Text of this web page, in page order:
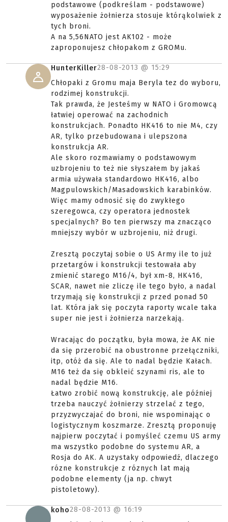
podstawowe (podkreślam - podstawowe)
wyposażenie żołnierza stosuje którąkolwiek z
tych broni.
A na 5,56NATO jest AK102 - może
zaproponujesz chłopakom z GROMu.
HunterKiller28-08-2013 @ 15:29
Chłopaki z Gromu maja Beryla tez do wyboru,
rodzimej konstrukcji.
Tak prawda, że Jesteśmy w NATO i Gromowcą
łatwiej operować na zachodnich
konstrukcjach. Ponadto HK416 to nie M4, czy
AR, tylko przebudowana i ulepszona
konstrukcja AR.
Ale skoro rozmawiamy o podstawowym
uzbrojeniu to też nie słyszałem by jakaś
armia używała standardowo HK416, albo
Magpulowskich/Masadowskich karabinków.
Więc mamy odnosić się do zwykłego
szeregowca, czy operatora jednostek
specjalnych? Bo ten pierwszy ma znacząco
mniejszy wybór w uzbrojeniu, niż drugi.
Zresztą poczytaj sobie o US Army ile to już
przetargów i konstrukcji testowała aby
zmienić starego M16/4, był xm-8, HK416,
SCAR, nawet nie zliczę ile tego było, a nadal
trzymają się konstrukcji z przed ponad 50
lat. Która jak się poczyta raporty wcale taka
super nie jest i żołnierza narzekają.
Wracając do początku, była mowa, że AK nie
da się przerobić na obustronne przełączniki,
itp, otóż da się. Ale to nadal będzie Kałach.
M16 też da się obkleić szynami ris, ale to
nadal będzie M16.
Łatwo zrobić nową konstrukcję, ale później
trzeba nauczyć żołnierzy strzelać z tego,
przyzwyczajać do broni, nie wspominając o
logistycznym koszmarze. Zresztą proponuję
najpierw poczytać i pomyśleć czemu US army
ma wszystko podobne do systemu AR, a
Rosja do AK. A uzystaky odpowiedź, dlaczego
rózne konstrukcje z róznych lat mają
podobne elementy (ja np. chwyt
pistoletowy).
koho28-08-2013 @ 16:19